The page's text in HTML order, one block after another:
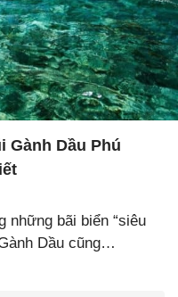
Gành Dầu Phú
những bãi biển “siêu
Dầu cũng…